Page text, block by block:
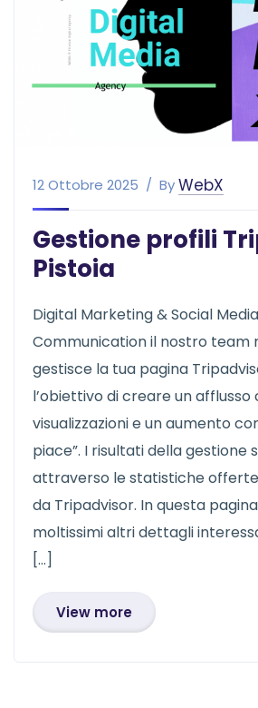
12 Ottobre 2025 ByWebX
Gestione profili
Pistoia
Digital Marketing & Social Media
Communication il nostro team
gestisce la tua pagina
l’obiettivo di creare un
visualizzazioni e un aumento
piace”. I risultati della gestione
attraverso le statistiche
da Tripadvisor. In questa
moltissimi altri dettagli
[…]
View more